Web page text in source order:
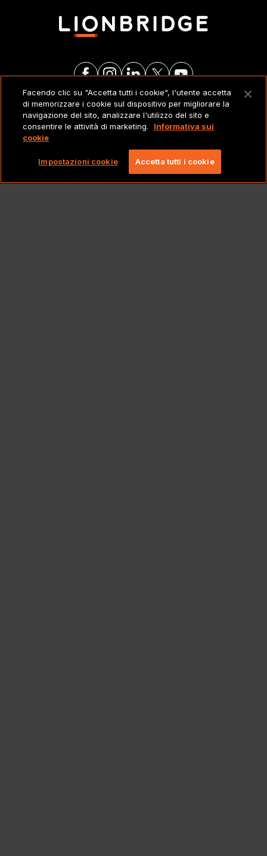
NOTE LEGALI
Copyright 2026 Lionbridge Technologies, LLC. Tutti
i diritti riservati.
Facendo clic su "Accetta tutti i cookie", l'utente accetta
di memorizzare i cookie sul dispositivo per migliorare la
navigazione del sito, analizzare l'utilizzo del sito e
consentire le attività di marketing.
Informativa sui
cookie
Impostazioni cookie Accetta tutti i cookie